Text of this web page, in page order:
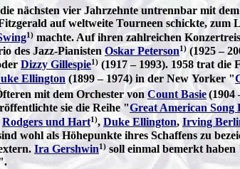
nächsten vier Jahrzehnte untrennbar mit
auf weltweite Tourneen schickte,
1) machte. Auf ihren zahlreichen
des Jazz-PianistenOskar Peterson1)(1925 –
Dizzy Gillespie1) (1917 – 1993). 1958 trat die
Ellington (1899 – 1974) in der New Yorker "
mit dem Orchester vonCount Basie(1904
sie die Reihe "Great American Song
Rodgers und Hart1), Duke Ellington, Irving
wohl als Höhepunkte ihres Schaffens zu
Ira Gershwin1) soll einmal bemerkt